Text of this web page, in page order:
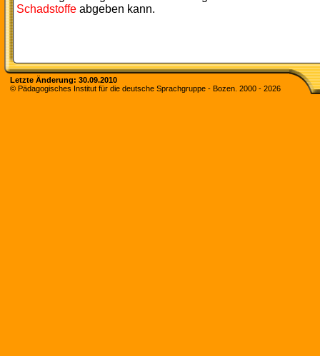
Schadstoffe abgeben kann.
Letzte Änderung: 30.09.2010
© Pädagogisches Institut für die deutsche Sprachgruppe - Bozen. 2000 - 2026